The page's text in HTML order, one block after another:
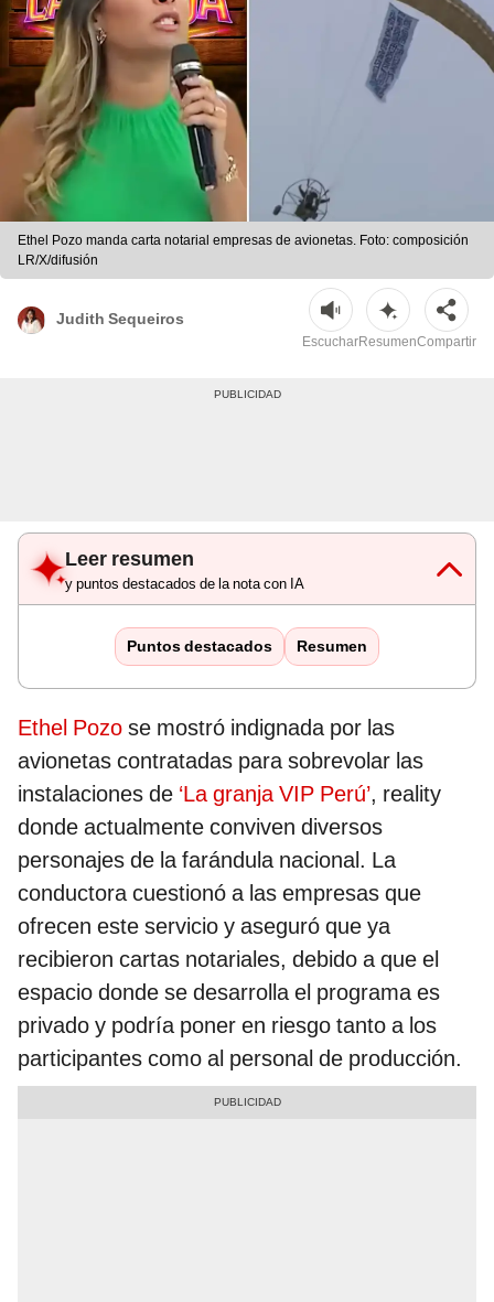
Ethel Pozo manda carta notarial empresas de avionetas. Foto: composición
LR/X/difusión
Judith Sequeiros
EscucharResumenCompartir
Leer resumen
y puntos destacados de la nota con IA
Puntos destacados Resumen
Ethel Pozo se mostró indignada por las
avionetas contratadas para sobrevolar las
instalaciones de ‘La granja VIP Perú’, reality
donde actualmente conviven diversos
personajes de la farándula nacional. La
conductora cuestionó a las empresas que
ofrecen este servicio y aseguró que ya
recibieron cartas notariales, debido a que el
espacio donde se desarrolla el programa es
privado y podría poner en riesgo tanto a los
participantes como al personal de producción.